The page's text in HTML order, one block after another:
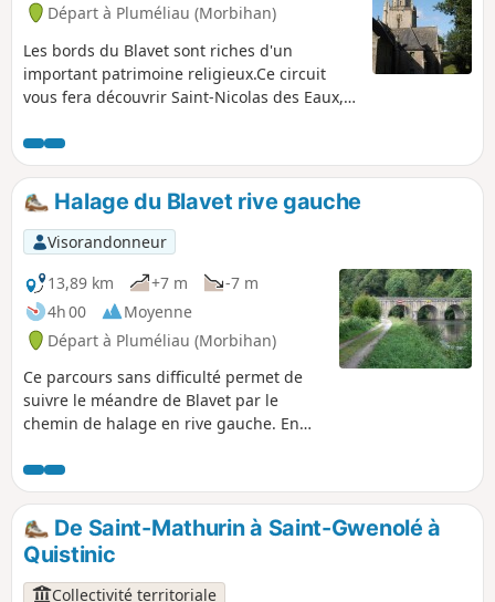
Départ à Pluméliau (Morbihan)
Les bords du Blavet sont riches d'un
important patrimoine religieux.Ce circuit
vous fera découvrir Saint-Nicolas des Eaux,
ensuite par la campagne l'imposante
Chapelle Saint-Nicodème et ses quatre
majestueuses fontaines.Retour tranquille
par le chemin de halage.
Halage du Blavet rive gauche
Visorandonneur
13,89 km
+7 m
-7 m
4h 00
Moyenne
Départ à Pluméliau (Morbihan)
Ce parcours sans difficulté permet de
suivre le méandre de Blavet par le
chemin de halage en rive gauche. En
de Castennec, la chapelle-ermitage de
Saint-Gildas sur l'autre rive et passage
auprès de trois écluses.
De Saint-Mathurin à Saint-Gwenolé à
Quistinic
Collectivité territoriale